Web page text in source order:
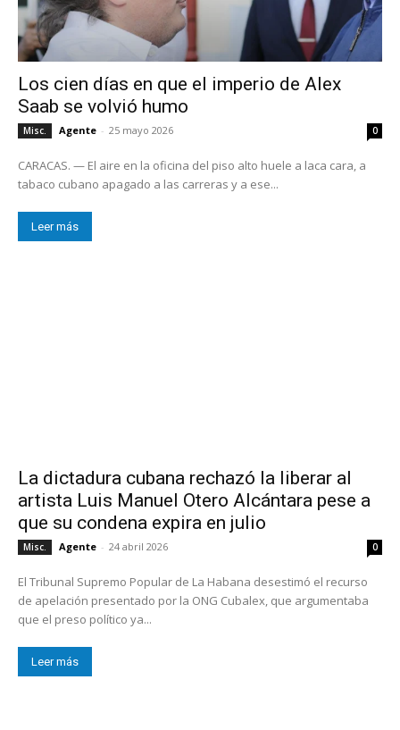
Los cien días en que el imperio de Alex
Saab se volvió humo
Misc. Agente - 25 mayo 2026 0
CARACAS. — El aire en la oficina del piso alto huele a laca cara, a
tabaco cubano apagado a las carreras y a ese...
Leer más
La dictadura cubana rechazó la liberar al
artista Luis Manuel Otero Alcántara pese a
que su condena expira en julio
Misc. Agente - 24 abril 2026 0
El Tribunal Supremo Popular de La Habana desestimó el recurso
de apelación presentado por la ONG Cubalex, que argumentaba
que el preso político ya...
Leer más